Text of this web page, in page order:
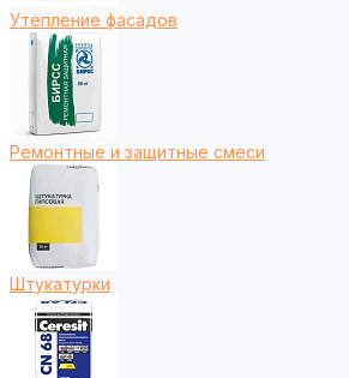
Утепление фасадов
Ремонтные и защитные смеси
Штукатурки